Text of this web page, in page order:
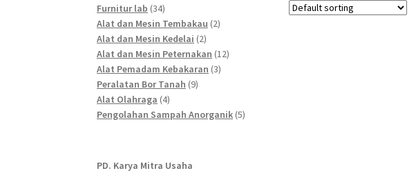
Furnitur lab 3434
products
Alat dan Mesin Tembakau 22
Alat dan Mesin Kedelai 22
products
Alat dan Mesin Peternakan 1212
Alat Pemadam Kebakaran 33
Peralatan Bor Tanah 99
Alat Olahraga 44
products
Pengolahan Sampah Anorganik 55
PD. Karya Mitra Usaha